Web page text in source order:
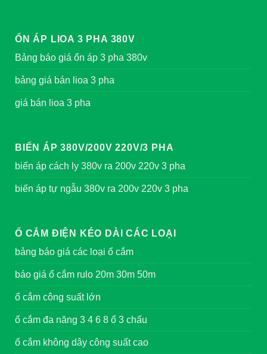
ỔN ÁP LIOA 3 PHA 380V
Bảng báo giá ổn áp 3 pha 380v
bảng giá bán lioa 3 pha
giá bán lioa 3 pha
BIẾN ÁP 380V/200V 220V/3 PHA
biến áp cách ly 380v ra 200v 220v 3 pha
biến áp tự ngẫu 380v ra 200v 220v 3 pha
Ổ CẮM ĐIỆN KÉO DÀI CÁC LOẠI
bảng báo giá các loại ổ cắm
báo giá ổ cắm rulo 20m 30m 50m
ổ cắm công suất lớn
ổ cắm đa năng 3 4 6 8 ổ 3 chấu
ổ cắm không dây công suất cao